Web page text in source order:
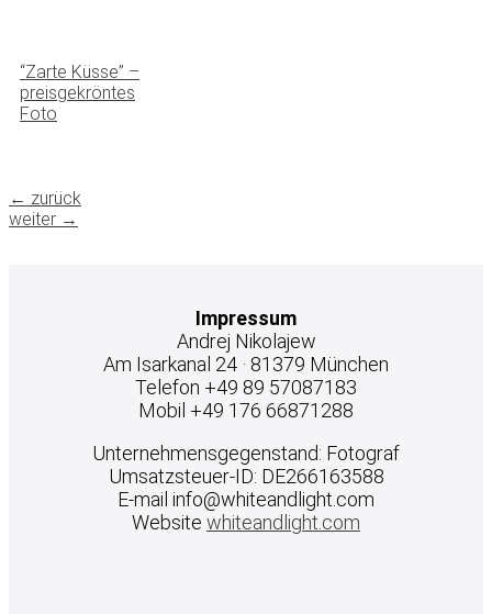
“Zarte Küsse” –
preisgekröntes
Foto
← zurück
weiter →
Impressum
Andrej Nikolajew
Am Isarkanal 24 · 81379 München
Telefon +49 89 57087183
Mobil +49 176 66871288
Unternehmensgegenstand: Fotograf
Umsatzsteuer-ID: DE266163588
E-mail info@whiteandlight.com
Website whiteandlight.com